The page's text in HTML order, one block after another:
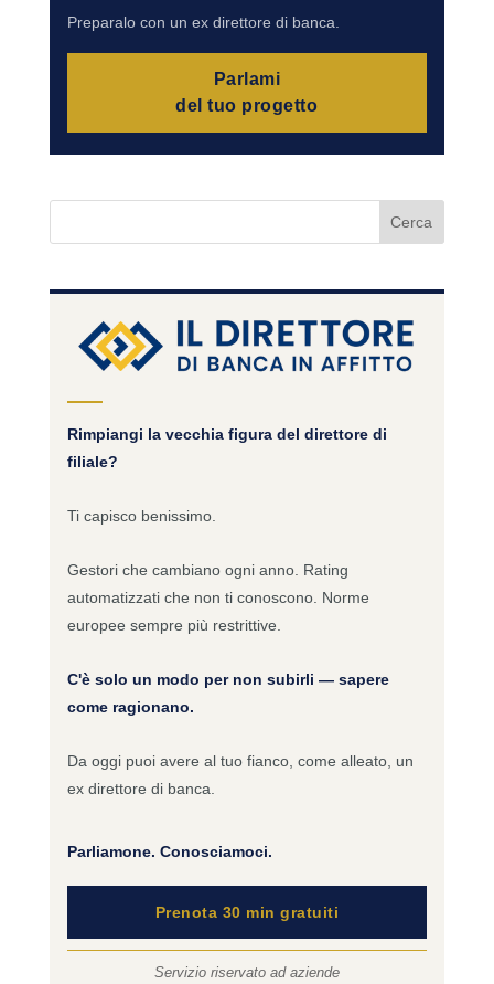
Preparalo con un ex direttore di banca.
Parlami
del tuo progetto
Rimpiangi la vecchia figura del direttore di
filiale?
Ti capisco benissimo.
Gestori che cambiano ogni anno. Rating
automatizzati che non ti conoscono. Norme
europee sempre più restrittive.
C'è solo un modo per non subirli — sapere
come ragionano.
Da oggi puoi avere al tuo fianco, come alleato, un
ex direttore di banca.
Parliamone. Conosciamoci.
Prenota 30 min gratuiti
Servizio riservato ad aziende